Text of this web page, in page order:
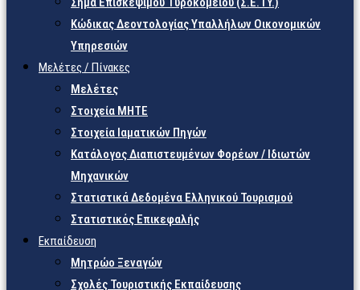
Κώδικας Δεοντολογίας Υπαλλήλων Οικονομικών
Υπηρεσιών
Μελέτες / Πίνακες
Μελέτες
Στοιχεία ΜΗΤΕ
Στοιχεία Ιαματικών Πηγών
Κατάλογος Διαπιστευμένων Φορέων / Ιδιωτών
Μηχανικών
Στατιστικά Δεδομένα Ελληνικού Τουρισμού
Στατιστικός Επικεφαλής
Εκπαίδευση
Μητρώο Ξεναγών
Σχολές Τουριστικής Εκπαίδευσης